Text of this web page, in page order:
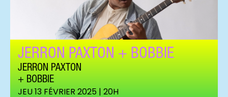
JERRON PAXTON + BOBBIE
JERRON PAXTON
BOBBIE
JEU 13 FÉVRIER 2025 | 20H